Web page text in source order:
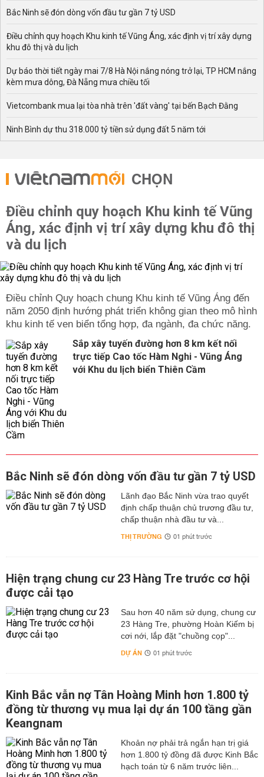
Bắc Ninh sẽ đón dòng vốn đầu tư gần 7 tỷ USD
Điều chỉnh quy hoạch Khu kinh tế Vũng Áng, xác định vị trí xây dựng
khu đô thị và du lịch
Dự báo thời tiết ngày mai 7/8 Hà Nội nắng nóng trở lại, TP HCM nắng
kèm mưa dông, Đà Nẵng mưa chiều tối
Vietcombank mua lại tòa nhà trên 'đất vàng' tại bến Bạch Đằng
Ninh Bình dự thu 318.000 tỷ tiền sử dụng đất 5 năm tới
CHỌN
Điều chỉnh quy hoạch Khu kinh tế Vũng
Áng, xác định vị trí xây dựng khu đô thị
và du lịch
Điều chỉnh Quy hoạch chung Khu kinh tế Vũng Áng đến
năm 2050 định hướng phát triển không gian theo mô hình
khu kinh tế ven biển tổng hợp, đa ngành, đa chức năng.
Sắp xây tuyến đường hơn 8 km kết nối
trực tiếp Cao tốc Hàm Nghi - Vũng Áng
với Khu du lịch biển Thiên Cầm
Bắc Ninh sẽ đón dòng vốn đầu tư gần 7 tỷ USD
Lãnh đạo Bắc Ninh vừa trao quyết
định chấp thuận chủ trương đầu tư,
chấp thuận nhà đầu tư và...
THỊ TRƯỜNG 01 phút trước
Hiện trạng chung cư 23 Hàng Tre trước cơ hội
được cải tạo
Sau hơn 40 năm sử dụng, chung cư
23 Hàng Tre, phường Hoàn Kiếm bị
cơi nới, lắp đặt "chuồng cọp"...
DỰ ÁN 01 phút trước
Kinh Bắc vẫn nợ Tân Hoàng Minh hơn 1.800 tỷ
đồng từ thương vụ mua lại dự án 100 tầng gần
Keangnam
hơn 1.800 tỷ đồng đã được Kinh Bắc
hạch toán từ 6 năm trước liên...